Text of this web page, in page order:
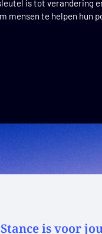
is tot verandering
mensen te helpen hun
is voor